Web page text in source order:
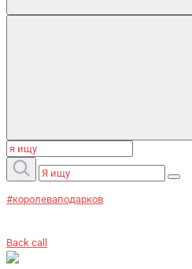
#королеваподарков
Back call